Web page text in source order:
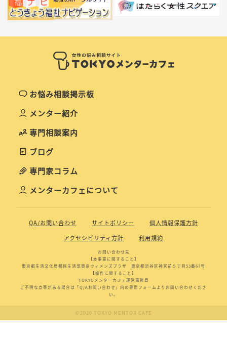
お悩み相談掲示板
メンター紹介
専門相談案内
ブログ
専門家コラム
メンターカフェについて
QA/お問い合わせ サイトポリシー
個人情報保護方針
アクセシビリティ方針
利用規約
お問い合わせ先
【本事業に関すること】
東京都生活文化局都民生活部東京ウィメンズプラザ 東京都渋谷区神宮前５丁目53番67号
【操作に関すること】
TOKYOメンターカフェ運営事務局
ご不明な点等がある場合は「Q/Aお問い合わせ」内の専用フォームよりお問い合わせくださ
い。
©2020 TOKYO MENTOR CAFE